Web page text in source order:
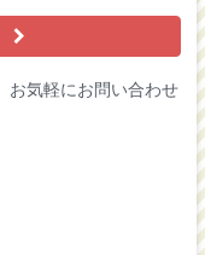
お気軽にお問い合わせ